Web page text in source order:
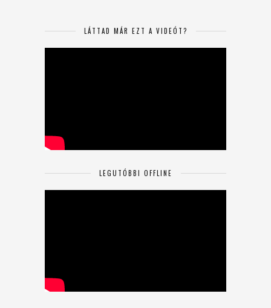
LÁTTAD MÁR EZT A VIDEÓT?
LEGUTÓBBI OFFLINE